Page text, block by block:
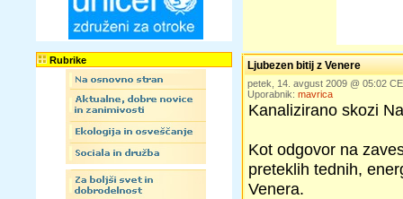
Rubrike Ljubezen bitij z Venere
petek, 14. avgust 2009 @ 05:02
Uporabnik: mavrica
Kanalizirano skozi
Kot odgovor na
preteklih tednih,
Venera.